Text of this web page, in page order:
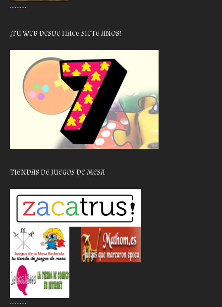
………..
¡TU WEB DESDE HACE SIETE AÑOS!
TIENDAS DE JUEGOS DE MESA
………..